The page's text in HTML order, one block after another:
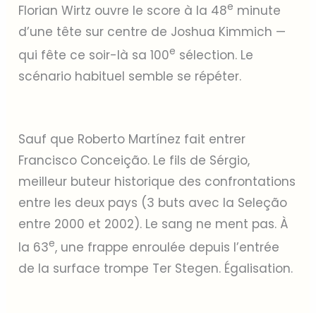
Florian Wirtz ouvre le score à la 48e minute
d’une tête sur centre de Joshua Kimmich —
qui fête ce soir-là sa 100e sélection. Le
scénario habituel semble se répéter.
Sauf que Roberto Martínez fait entrer
Francisco Conceição. Le fils de Sérgio,
meilleur buteur historique des confrontations
entre les deux pays (3 buts avec la Seleção
entre 2000 et 2002). Le sang ne ment pas. À
la 63e, une frappe enroulée depuis l’entrée
de la surface trompe Ter Stegen. Égalisation.